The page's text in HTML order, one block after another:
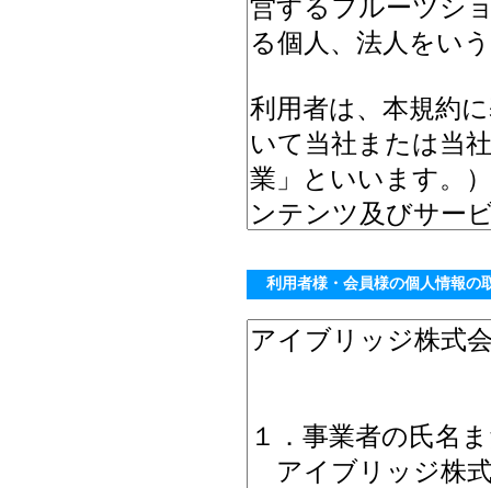
利用者様・会員様の個人情報の